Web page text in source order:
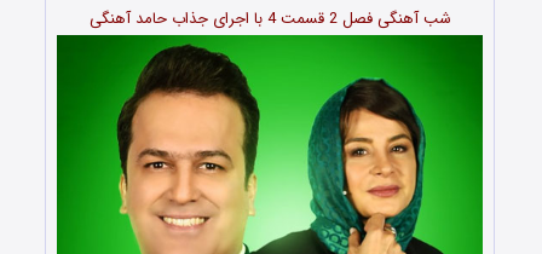
شب آهنگی فصل 2 قسمت 4 با اجرای جذاب حامد آهنگی